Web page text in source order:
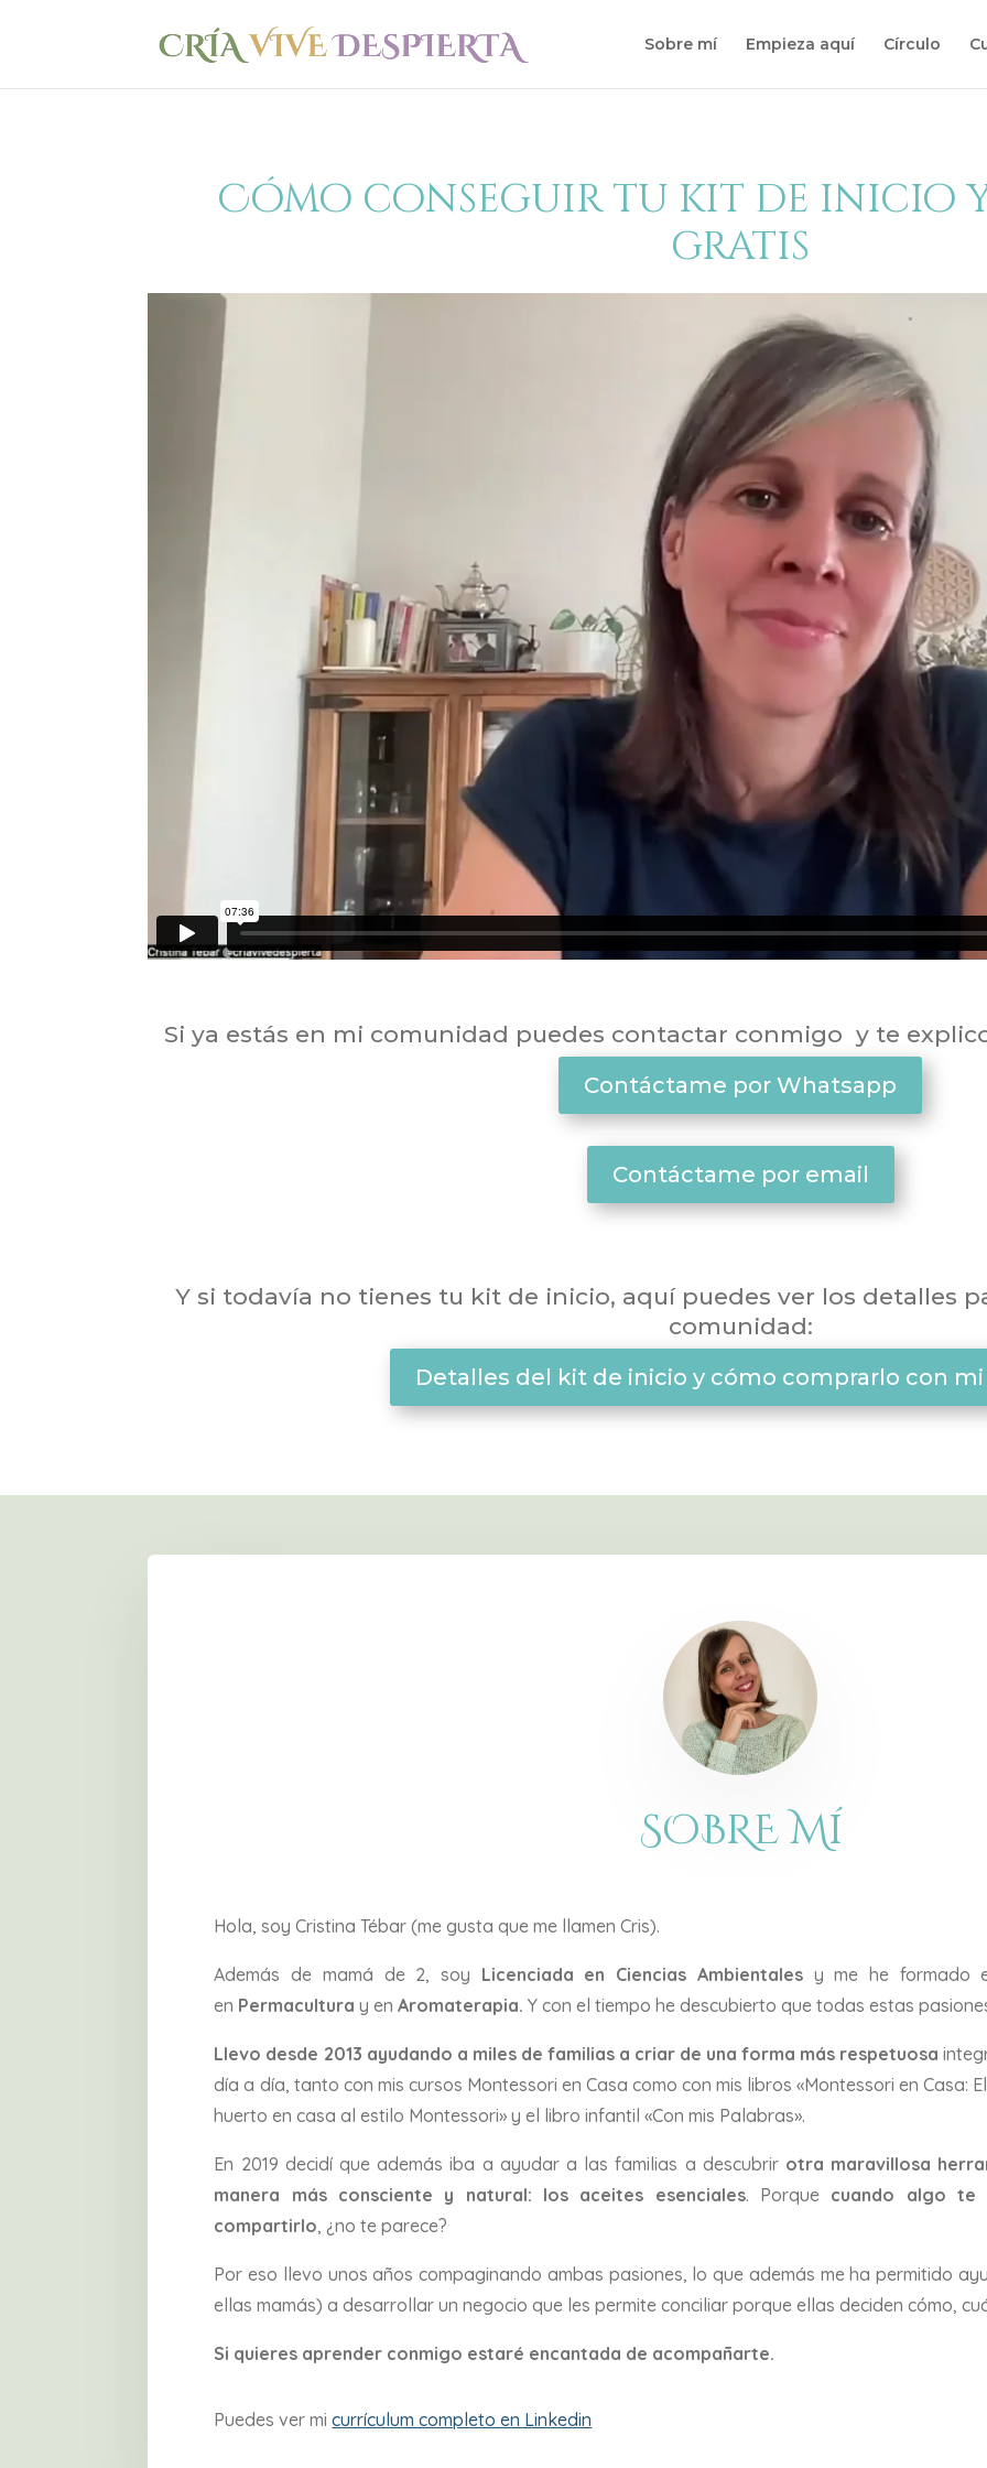
Sobre mí Empieza aquí Círculo
Cómo conseguir tu kit de inicio
gratis
Si ya estás en mi comunidad puedes contactar conmigo y te
Contáctame por Whatsapp
Contáctame por email
Y si todavía no tienes tu kit de inicio, aquí puedes ver los detalles
comunidad:
Detalles del kit de inicio y cómo comprarlo con
SOBRE Mí
Hola, soy Cristina Tébar (me gusta que me llamen Cris).
Además de mamá de 2, soy Licenciada en Ciencias Ambientales y me he formado
en Permacultura y en Aromaterapia. Y con el tiempo he descubierto que todas estas
Llevo desde 2013 ayudando a miles de familias a criar de una forma más respetuosa
día a día, tanto con mis cursos Montessori en Casa como con mis libros «Montessori en Casa:
huerto en casa al estilo Montessori» y el libro infantil «Con mis Palabras».
En 2019 decidí que además iba a ayudar a las familias a descubrir otra maravillosa
manera más consciente y natural: los aceites esenciales. Porque cuando algo te
compartirlo , ¿no te parece?
Por eso llevo unos años compaginando ambas pasiones, lo que además me ha permitido
ellas mamás) a desarrollar un negocio que les permite conciliar porque ellas deciden cómo,
Si quieres aprender conmigo estaré encantada de acompañarte.
Puedes ver micurrículum completo en Linkedin